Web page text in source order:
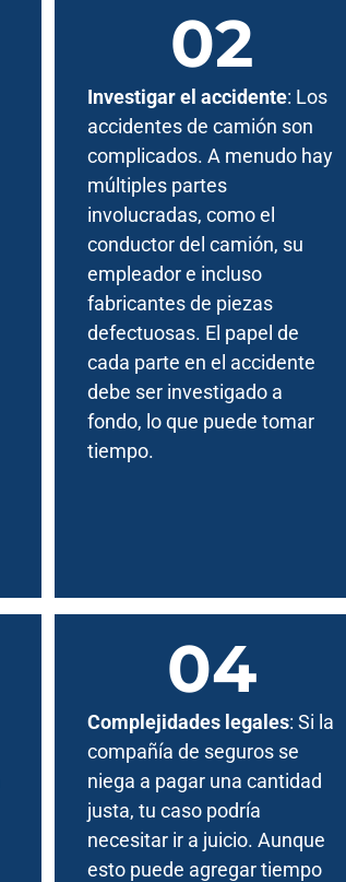
Investigar el accidente: Los
accidentes de camión son
complicados. A menudo hay
múltiples partes
involucradas, como el
conductor del camión, su
empleador e incluso
fabricantes de piezas
defectuosas. El papel de
cada parte en el accidente
debe ser investigado a
fondo, lo que puede tomar
tiempo.
Complejidades legales: Si la
compañía de seguros se
niega a pagar una cantidad
justa, tu caso podría
necesitar ir a juicio. Aunque
esto puede agregar tiempo